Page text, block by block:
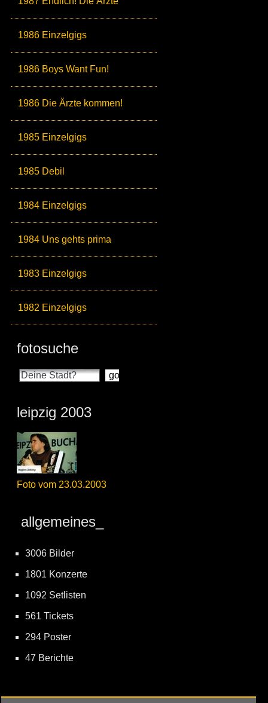
1986 Einzelgigs
1986 Boys Want Fun!
1986 Die Ärzte kommen!
1985 Einzelgigs
1985 Debil
1984 Einzelgigs
1984 Uns gehts prima
1983 Einzelgigs
1982 Einzelgigs
fotosuche
leipzig 2003
Foto vom 23.03.2003
allgemeines_
3006 Bilder
1801 Konzerte
1092 Setlisten
561 Tickets
294 Poster
47 Berichte